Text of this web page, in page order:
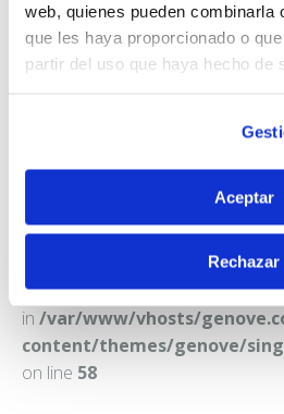
web, quienes pueden combinarla
que les haya proporcionado o
partir del uso que haya hecho de
Aceptar
Rechazar
FARMACIA CB GRAN VIA
G.V. DE COLON, 6
Warning: Undefined variable
in /var/www/vhosts/
content/themes/genove/
on line 58